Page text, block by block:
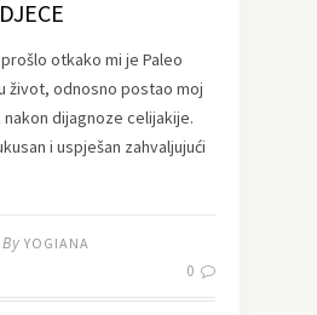
otkako mi je Paleo
život, odnosno postao moj
dijagnoze celijakije.
i uspješan zahvaljujući
By YOGIANA
0